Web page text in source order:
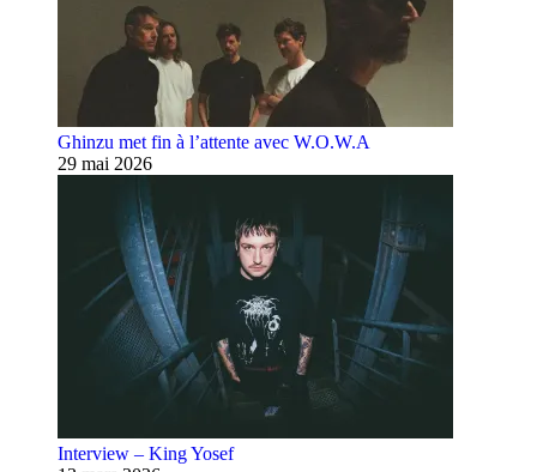
Ghinzu met fin à l’attente avec W.O.W.A
29 mai 2026
Interview – King Yosef